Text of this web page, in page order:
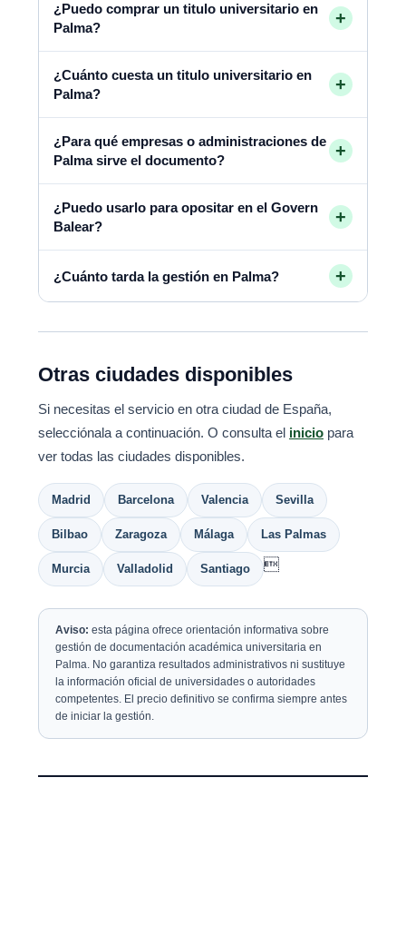
¿Puedo comprar un titulo universitario en
Palma?
+
¿Cuánto cuesta un titulo universitario en
Palma?
+
¿Para qué empresas o administraciones de
Palma sirve el documento?
+
¿Puedo usarlo para opositar en el Govern
Balear?
+
¿Cuánto tarda la gestión en Palma? +
Otras ciudades disponibles
Si necesitas el servicio en otra ciudad de España,
selecciónala a continuación. O consulta el inicio para
ver todas las ciudades disponibles.
Madrid Barcelona Valencia Sevilla
Bilbao Zaragoza Málaga Las Palmas
Murcia Valladolid Santiago 
Aviso: esta página ofrece orientación informativa sobre
gestión de documentación académica universitaria en
Palma. No garantiza resultados administrativos ni sustituye
la información oficial de universidades o autoridades
competentes. El precio definitivo se confirma siempre antes
de iniciar la gestión.